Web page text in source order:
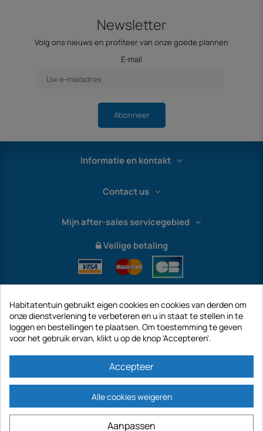
Newsletter
Volg ons nieuws en profiteer van onze goede plannen
E-mail
Abonneer
Informatie en kontakt
Contact us
Mijn after-sales servicegebied
Veilige betaling
International
https://www.habitatentuin.nl is een site van het bedrijf GECODIS SA met een
kapitaal van € 187.203,29, 32 Rue de Paradis - PARIJS 75010 (FRANKRIJK).
Habitatentuin gebruikt eigen cookies en cookies van derden om
onze dienstverlening te verbeteren en u in staat te stellen in te
loggen en bestellingen te plaatsen. Om toestemming te geven
voor het gebruik ervan, klikt u op de knop 'Accepteren'.
Accepteer
Alle cookies weigeren
Aanpassen